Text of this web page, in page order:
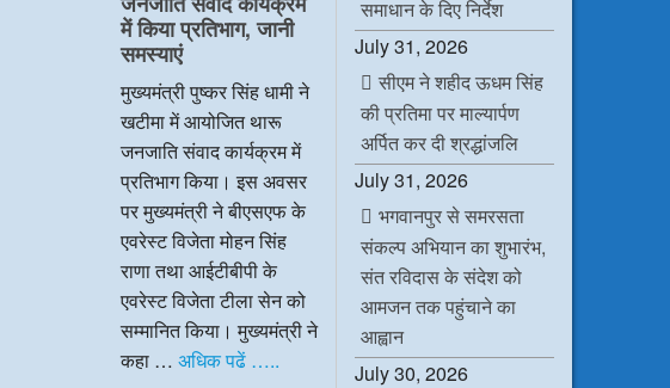
k n p
में किया प्रतिभाग, जानी
समस्याएं
मुख्यमंत्री पुष्कर सिंह धामी ने
खटीमा में आयोजित थारू
जनजाति संवाद कार्यक्रम में
प्रतिभाग किया। इस अवसर
पर मुख्यमंत्री ने बीएसएफ के
एवरेस्ट विजेता मोहन सिंह
राणा तथा आईटीबीपी के
एवरेस्ट विजेता टीला सेन को
सम्मानित किया। मुख्यमंत्री ने
कहा … अधिक पढें …..
समाधान के दिए निर्देश
July 31, 2026
सीएम ने शहीद ऊधम सिंह
की प्रतिमा पर माल्यार्पण
अर्पित कर दी श्रद्धांजलि
July 31, 2026
भगवानपुर से समरसता
संकल्प अभियान का शुभारंभ,
संत रविदास के संदेश को
आमजन तक पहुंचाने का
आह्वान
July 30, 2026